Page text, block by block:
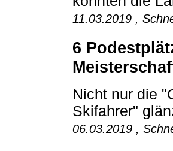
11.03.2019 ,
6
Nicht nur die
Skifahrer"
06.03.2019 ,